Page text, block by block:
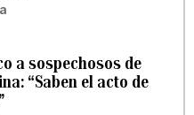
a sospechosos de
“Saben el acto de